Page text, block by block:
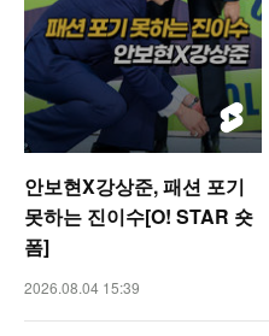
안보현X강상준, 패션 포기
못하는 진이수[O! STAR 숏
폼]
2026.08.04 15:39